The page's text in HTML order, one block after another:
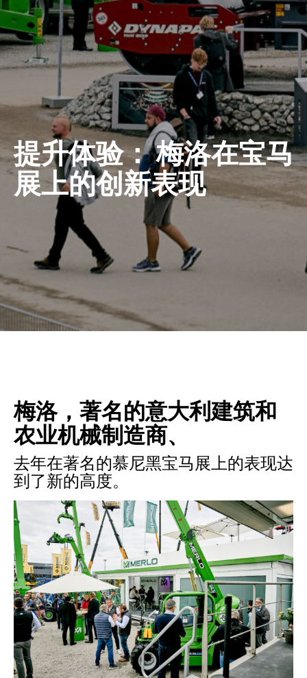
提升体验： 梅洛在宝马
展上的创新表现
梅洛，著名的意大利建筑和
农业机械制造商、
去年在著名的慕尼黑宝马展上的表现达
到了新的高度。